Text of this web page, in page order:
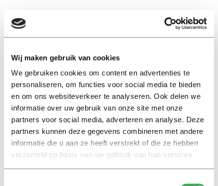
Wij maken gebruik van cookies
We gebruiken cookies om content en advertenties te
personaliseren, om functies voor social media te bieden
en om ons websiteverkeer te analyseren. Ook delen we
informatie over uw gebruik van onze site met onze
partners voor social media, adverteren en analyse. Deze
partners kunnen deze gegevens combineren met andere
informatie die u aan ze heeft verstrekt of die ze hebben
verzameld op basis van uw gebruik van hun services.
EN
studentensport
Ga gewoon voor The King of
Sports!
19 augustus 2015
1 2